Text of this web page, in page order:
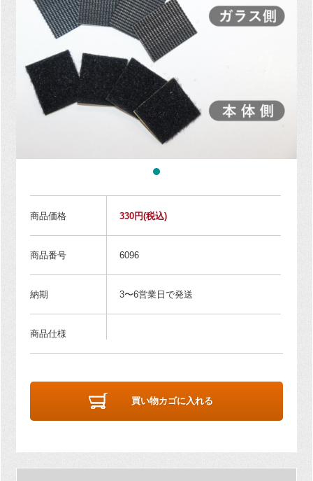
商品価格 330円(税込)
商品番号 6096
納期 3〜6営業日で発送
商品仕様
買い物カゴに入れる